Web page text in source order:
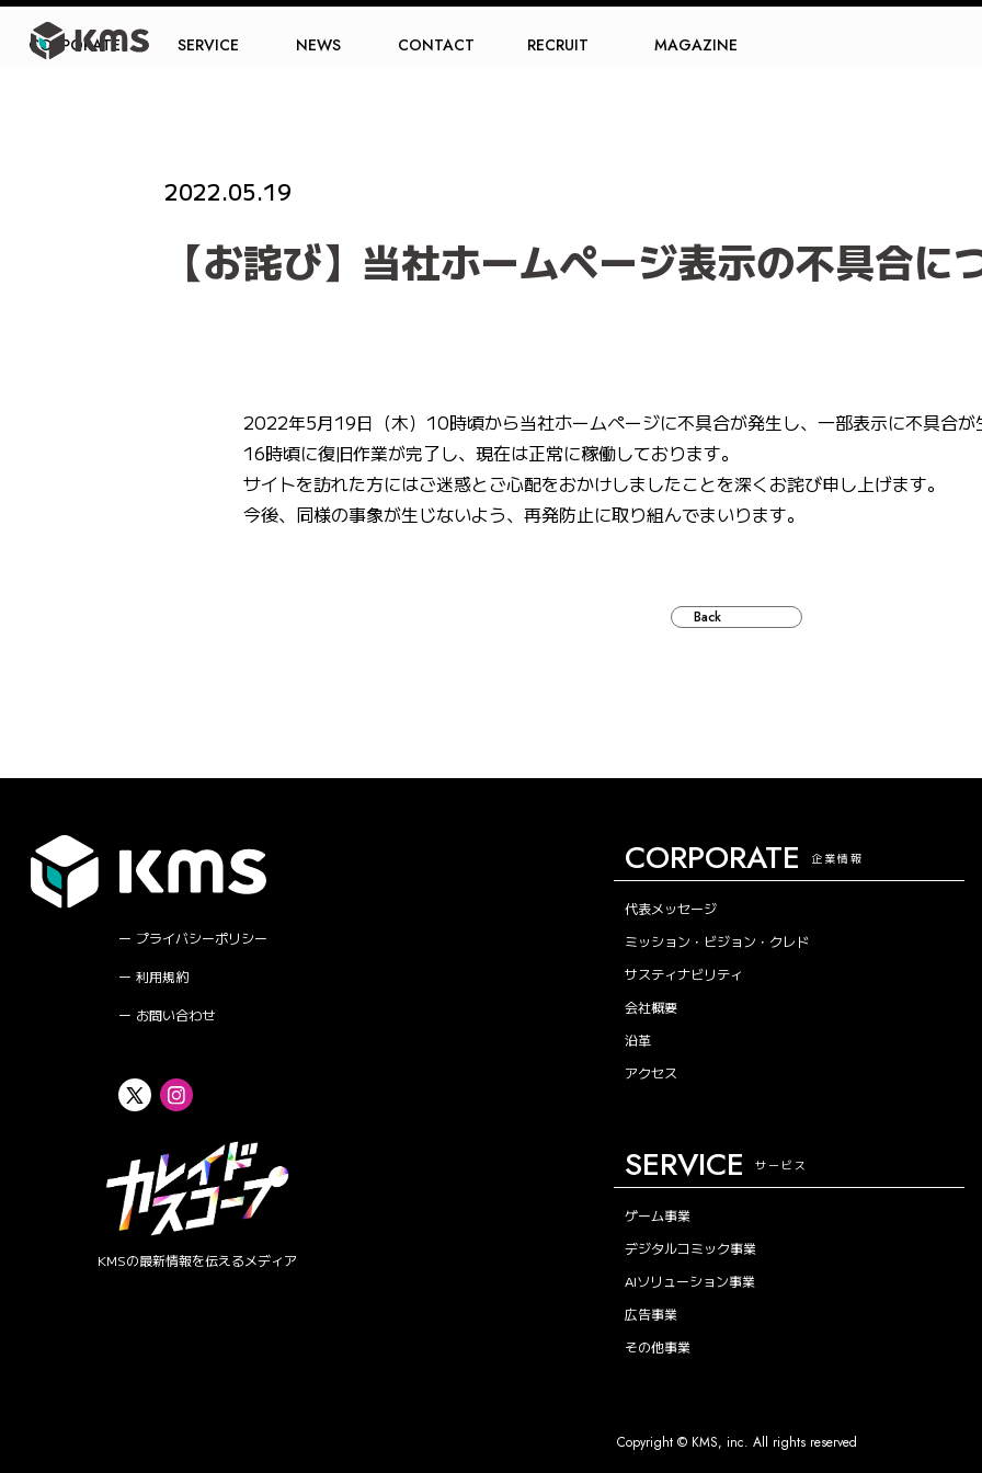
CORPORATE SERVICE NEWS CONTACT RECRUIT MAGAZINE
2022.05.19
【お詫び】当社ホームページ表示の不具合に
2022年5月19日（木）10時頃から当社ホームページに不具合が発生し、一部表示に不具合
16時頃に復旧作業が完了し、現在は正常に稼働しております。
サイトを訪れた方にはご迷惑とご心配をおかけしましたことを深くお詫び申し上げます。
今後、同様の事象が生じないよう、再発防止に取り組んでまいります。
Back
プライバシーポリシー
利用規約
お問い合わせ
KMSの最新情報を伝えるメディア
CORPORATE 企業情報
代表メッセージ
ミッション・ビジョン・クレド
サスティナビリティ
会社概要
沿革
アクセス
SERVICE サービス
ゲーム事業
デジタルコミック事業
AIソリューション事業
広告事業
その他事業
Copyright © KMS, inc. All rights reserved